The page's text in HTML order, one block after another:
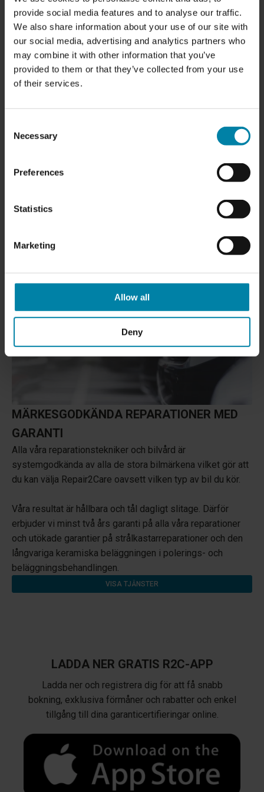
provide social media features and to analyse our traffic.
We also share information about your use of our site with
our social media, advertising and analytics partners who
may combine it with other information that you’ve
provided to them or that they’ve collected from your use
of their services.
Selection
Necessary
Preferences
Statistics
Marketing
Allow all
Deny
med vår expertis levererar vi grönare reparationer utan att
kompromissa med kvaliteten.
MILJÖÅTGÄRDER
MÄRKESGODKÄNDA REPARATIONER MED
GARANTI
Alla våra reparationstekniker och bilvård är
systemgodkända av alla de stora bilmärkena vilket gör att
du kan välja Repair2Care oavsett vilken typ av bil du kör.
Våra resultat är hållbara och tål dagligt slitage. Därför
erbjuder vi minst två års garanti på alla våra reparationer
och utökade garantier på strålkastarreparationer och den
långvariga keramiska beläggningen i polerings- och
beläggningsbehandlingen.
VISA TJÄNSTER
LADDA NER GRATIS R2C-APP
Ladda ner och registrera dig för att få snabb
bokning, exklusiva förmåner och rabatter och enkel
tillgång till dina garanticertifieringar online.